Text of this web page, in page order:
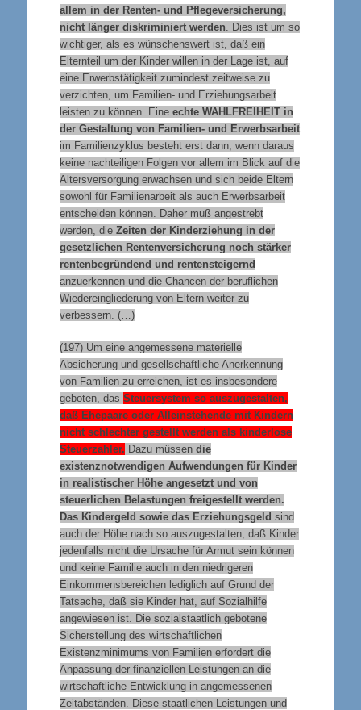
allem in der Renten- und Pflegeversicherung,
nicht länger diskriminiert werden . Dies ist um so
wichtiger, als es wünschenswert ist, daß ein
Elternteil um der Kinder willen in der Lage ist, auf
eine Erwerbstätigkeit zumindest zeitweise zu
verzichten, um Familien- und Erziehungsarbeit
leisten zu können. Eine echte WAHLFREIHEIT in
der Gestaltung von Familien- und Erwerbsarbeit
im Familienzyklus besteht erst dann, wenn daraus
keine nachteiligen Folgen vor allem im Blick auf die
Altersversorgung erwachsen und sich beide Eltern
sowohl für Familienarbeit als auch Erwerbsarbeit
entscheiden können. Daher muß angestrebt
werden, die Zeiten der Kinderziehung in der
gesetzlichen Rentenversicherung noch stärker
rentenbegründend und rentensteigernd
anzuerkennen und die Chancen der beruflichen
Wiedereingliederung von Eltern weiter zu
verbessern. (…)
(197) Um eine angemessene materielle
Absicherung und gesellschaftliche Anerkennung
von Familien zu erreichen, ist es insbesondere
geboten, das Steuersystem so auszugestalten,
daß Ehepaare oder Alleinstehende mit Kindern
nicht schlechter gestellt werden als kinderlose
Steuerzahler. Dazu müssen die
existenznotwendigen Aufwendungen für Kinder
in realistischer Höhe angesetzt und von
steuerlichen Belastungen freigestellt werden.
Das Kindergeld sowie das Erziehungsgeld sind
auch der Höhe nach so auszugestalten, daß Kinder
jedenfalls nicht die Ursache für Armut sein können
und keine Familie auch in den niedrigeren
Einkommensbereichen lediglich auf Grund der
Tatsache, daß sie Kinder hat, auf Sozialhilfe
angewiesen ist. Die sozialstaatlich gebotene
Sicherstellung des wirtschaftlichen
Existenzminimums von Familien erfordert die
Anpassung der finanziellen Leistungen an die
wirtschaftliche Entwicklung in angemessenen
Zeitabständen. Diese staatlichen Leistungen und